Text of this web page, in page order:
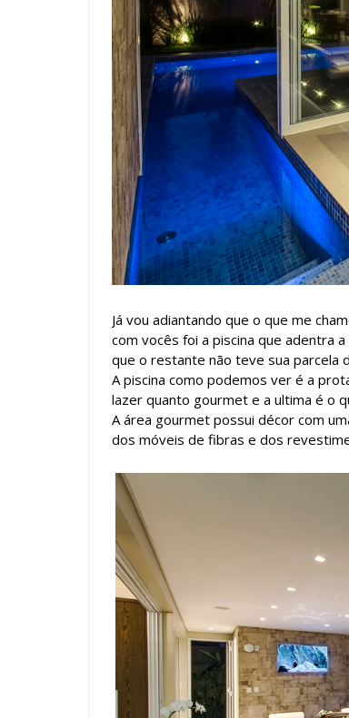
Já vou adiantando que o que me
com vocês foi a piscina que adentra
que o restante não teve sua parcela
A piscina como podemos ver é a
lazer quanto gourmet e a ultima é o
A área gourmet possui décor com
dos móveis de fibras e dos